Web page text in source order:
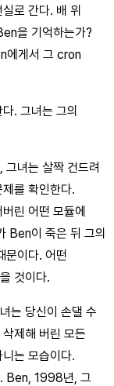
로 간다. 배 위
을 기억하는가?
에게서 그 cron
. 그녀는 그의
녀는 살짝 건드려
를 확인한다.
린 어떤 모듈에
Ben이 죽은 뒤 그의
문이다. 어떤
것이다.
는 당신이 손댈 수
제해 버린 모든
는 모습이다.
. Ben, 1998년, 그